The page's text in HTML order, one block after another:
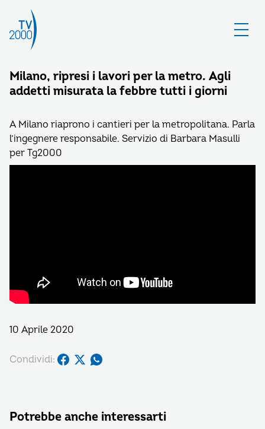
Milano, ripresi i lavori per la metro. Agli
addetti misurata la febbre tutti i giorni
A Milano riaprono i cantieri per la metropolitana. Parla
l’ingegnere responsabile. Servizio di Barbara Masulli
per Tg2000
10 Aprile 2020
Condividi:
Potrebbe anche interessarti